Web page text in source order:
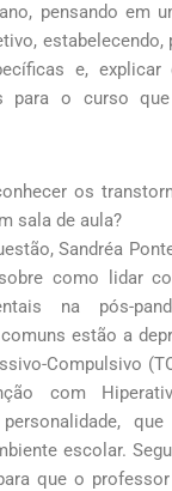
pensando em
estabelecendo,
e, explicar
para o curso
os
sala de aula?
Sandréa
como lidar
na pós-
estão a
Compulsivo
com
escolar.
que o